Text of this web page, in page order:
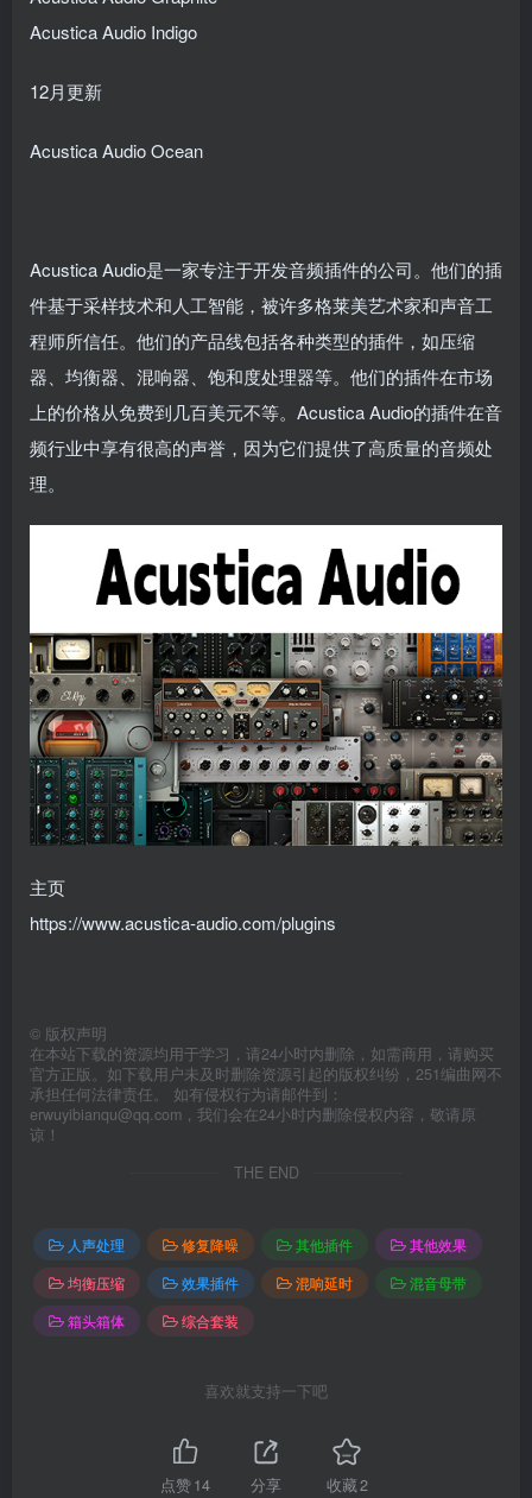
Acustica Audio Indigo
12月更新
Acustica Audio Ocean
Acustica Audio是一家专注于开发音频插件的公司。他们的插
件基于采样技术和人工智能，被许多格莱美艺术家和声音工
程师所信任。他们的产品线包括各种类型的插件，如压缩
器、均衡器、混响器、饱和度处理器等。他们的插件在市场
上的价格从免费到几百美元不等。Acustica Audio的插件在音
频行业中享有很高的声誉，因为它们提供了高质量的音频处
理。
主页
https://www.acustica-audio.com/plugins
© 版权声明
在本站下载的资源均用于学习，请24小时内删除，如需商用，请购买
官方正版。如下载用户未及时删除资源引起的版权纠纷，251编曲网不
承担任何法律责任。 如有侵权行为请邮件到：
erwuyibianqu@qq.com，我们会在24小时内删除侵权内容，敬请原
谅！
THE END
人声处理 修复降噪 其他插件
其他效果
均衡压缩
效果插件 混响延时
混音母带
箱头箱体
综合套装
喜欢就支持一下吧
点赞14 分享 收藏2